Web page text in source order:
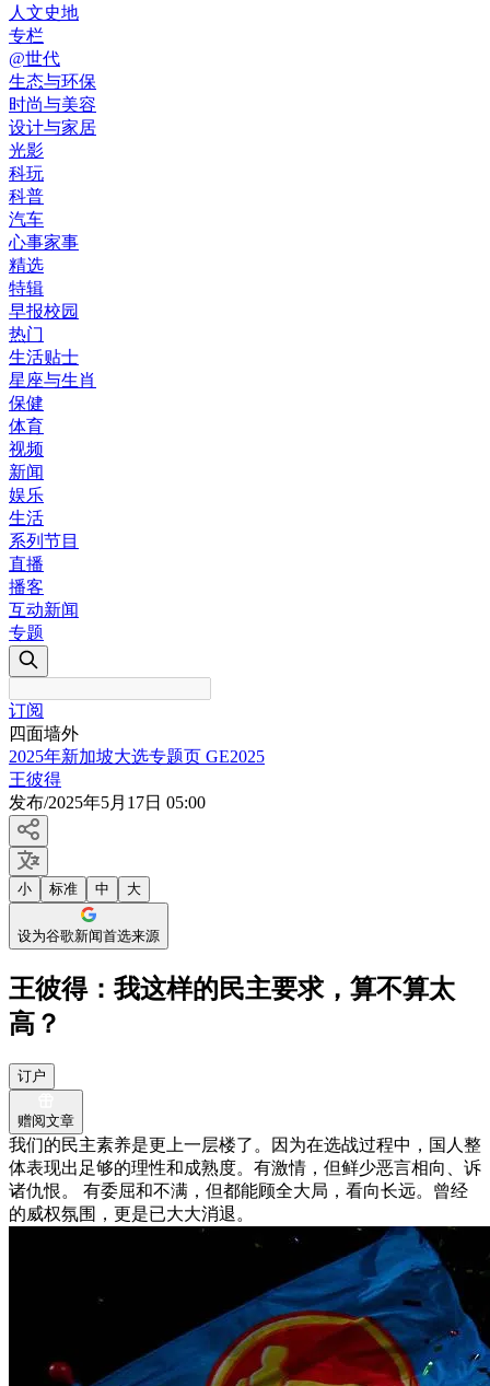
人文史地
专栏
@世代
生态与环保
时尚与美容
设计与家居
光影
科玩
科普
汽车
心事家事
精选
特辑
早报校园
热门
生活贴士
星座与生肖
保健
体育
视频
新闻
娱乐
生活
系列节目
直播
播客
互动新闻
专题
订阅
四面墙外
2025年新加坡大选专题页 GE2025
王彼得
发布/2025年5月17日 05:00
小 标准 中 大
设为谷歌新闻首选来源
王彼得：我这样的民主要求，算不算太
高？
订户
赠阅文章
我们的民主素养是更上一层楼了。因为在选战过程中，国人整
体表现出足够的理性和成熟度。有激情，但鲜少恶言相向、诉
诸仇恨。 有委屈和不满，但都能顾全大局，看向长远。曾经
的威权氛围，更是已大大消退。